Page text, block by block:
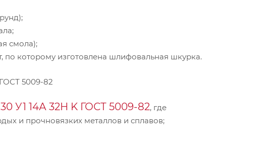
смола);
по которому изготовлена шлифовальная шкурка.
5009-82
У1 14А 32Н K ГОСТ 5009-82, где
и прочновязких металлов и сплавов;